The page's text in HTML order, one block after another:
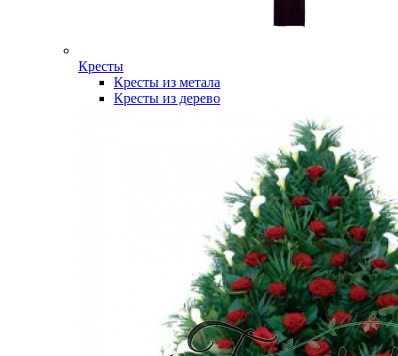
Кресты
Кресты из метала
Кресты из дерево